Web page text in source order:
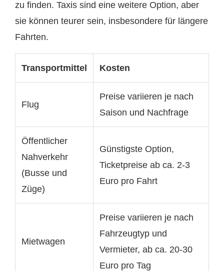
zu finden. Taxis sind eine weitere Option, aber
sie können teurer sein, insbesondere für längere
Fahrten.
Transportmittel Kosten
Flug
Preise variieren je nach
Saison und Nachfrage
Öffentlicher
Nahverkehr
(Busse und
Züge)
Günstigste Option,
Ticketpreise ab ca. 2-3
Euro pro Fahrt
Mietwagen
Preise variieren je nach
Fahrzeugtyp und
Vermieter, ab ca. 20-30
Euro pro Tag